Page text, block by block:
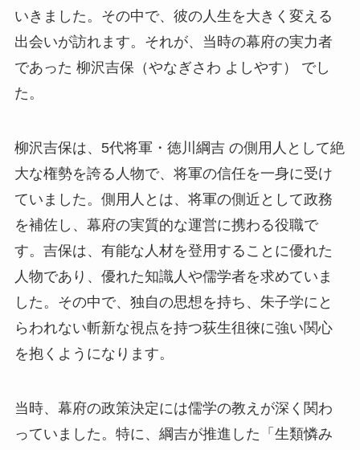
いきました。その中で、彼の人生を大きく変える
出会いが訪れます。それが、当時の幕府の実力者
であった 柳沢吉保（やなぎさわ よしやす） でし
た。
柳沢吉保は、5代将軍・徳川綱吉 の側用人として絶
大な権勢を誇る人物で、将軍の信任を一身に受け
ていました。側用人とは、将軍の側近として政務
を補佐し、幕府の実質的な運営に携わる役職で
す。吉保は、有能な人材を登用することに優れた
人物であり、優れた知識人や儒学者を求めていま
した。その中で、独自の思想を持ち、朱子学にと
らわれない斬新な視点を持つ荻生徂徠に強い関心
を抱くようになります。
当時、幕府の政策決定には儒学の教えが深く関わ
っていました。特に、綱吉が推進した「生類憐み